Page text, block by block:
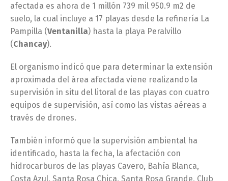
afectada es ahora de 1 millón 739 mil 950.9 m2 de
suelo, la cual incluye a 17 playas desde la refinería La
Pampilla (Ventanilla) hasta la playa Peralvillo
(Chancay).
El organismo indicó que para determinar la extensión
aproximada del área afectada viene realizando la
supervisión in situ del litoral de las playas con cuatro
equipos de supervisión, así como las vistas aéreas a
través de drones.
También informó que la supervisión ambiental ha
identificado, hasta la fecha, la afectación con
hidrocarburos de las playas Cavero, Bahía Blanca,
Costa Azul, Santa Rosa Chica, Santa Rosa Grande, Club